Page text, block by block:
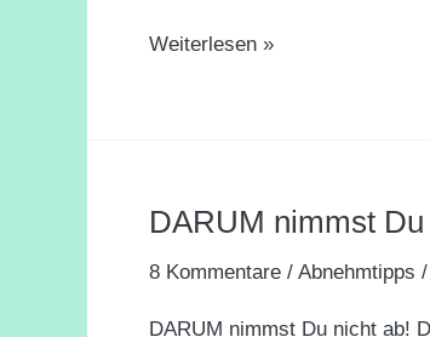
als
Weiterlesen »
DARUM nimmst
8 Kommentare / Abnehmtipps /
DARUM nimmst Du nicht ab!
DARUM
Du
nicht